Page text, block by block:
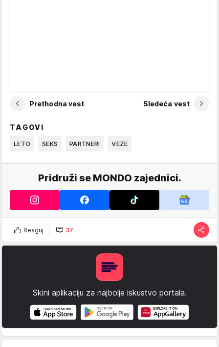
Prethodna vest Sledeća vest
TAGOVI
LETO SEKS PARTNERI VEZE
Pridruži se MONDO zajednici.
Reaguj 37
Skini aplikaciju za najbolje iskustvo portala.